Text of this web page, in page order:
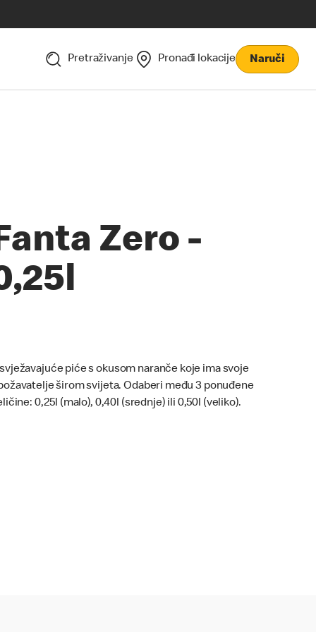
Pretraživanje Pronađi lokacije Naruči
Zero -
piće s okusom naranče koje ima svoje
širom svijeta. Odaberi među 3 ponuđene
0,25l (malo), 0,40l (srednje) ili 0,50l (veliko).